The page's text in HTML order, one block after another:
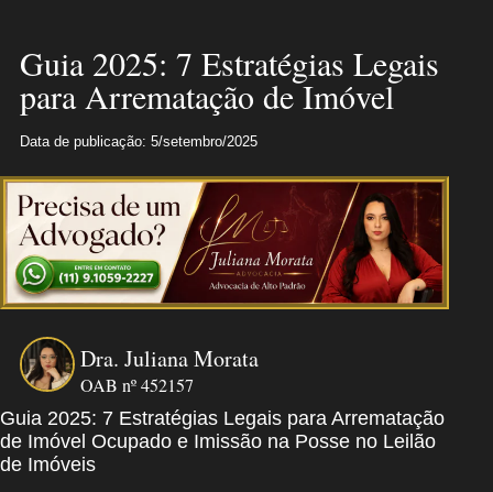
Guia 2025: 7 Estratégias Legais
para Arrematação de Imóvel
Data de publicação: 5/setembro/2025
Dra. Juliana Morata
OAB nº 452157
Guia 2025: 7 Estratégias Legais para Arrematação
de Imóvel Ocupado e Imissão na Posse no Leilão
de Imóveis